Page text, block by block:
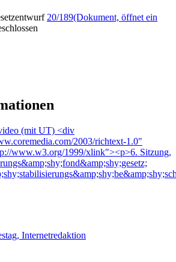
20/189(Dokument, öffnet ein
(mit UT) <div
2003/richtext-1.0"
www.w3.org/1999/xlink"><p>6. Sitzung,
Internetredaktion